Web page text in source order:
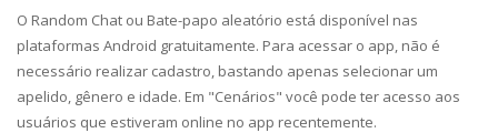
O Random Chat ou Bate-papo aleatório está disponível nas
plataformas Android gratuitamente. Para acessar o app, não é
necessário realizar cadastro, bastando apenas selecionar um
apelido, gênero e idade. Em "Cenários" você pode ter acesso aos
usuários que estiveram online no app recentemente.